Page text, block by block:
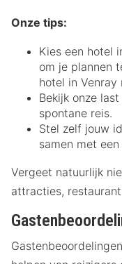
Onze tips:
Kies een hotel
om je plannen
hotel in
Bekijk onze
spontane reis.
Stel zelf jouw
samen met
Vergeet natuurlijk
attracties,